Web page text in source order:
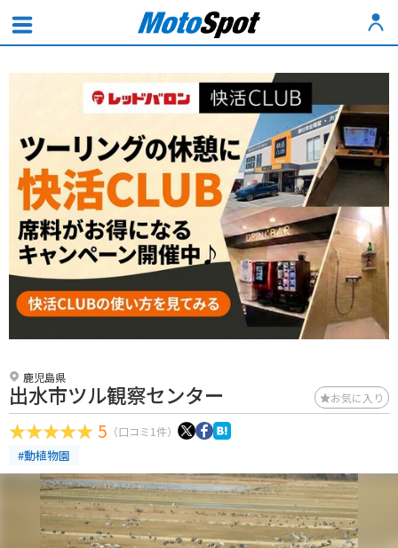
鹿児島県
出水市ツル観察センター お気に入り
5 （口コミ1件）
#動植物園